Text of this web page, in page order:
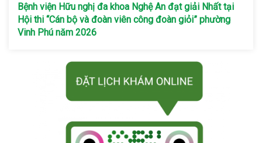
Bệnh viện Hữu nghị đa khoa Nghệ An đạt giải Nhất tại
Hội thi “Cán bộ và đoàn viên công đoàn giỏi” phường
Vinh Phú năm 2026